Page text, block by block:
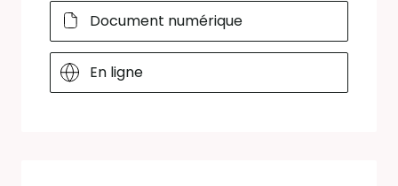
Document numérique
En ligne